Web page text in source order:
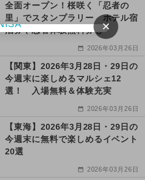
全面オープン！桜咲く「忍者の
里」でスタンプラリー ホテル宿
泊券や忍者体験無料券も
2026年03月26日
【関東】2026年3月28日・29日の
今週末に楽しめるマルシェ12
選！ 入場無料＆体験充実
2026年03月26日
【東海】2026年3月28日・29日の
今週末に無料で楽しめるイベント
20選
2026年03月26日
×